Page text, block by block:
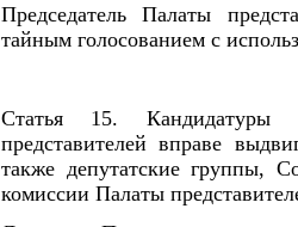
Председатель Палаты
тайным голосованием с
Статья 15. Кандидатуры
представителей вправе
также депутатские группы,
комиссии Палаты